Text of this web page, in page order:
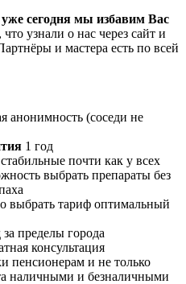
сегодня мы избавим Вас
узнали о нас через сайт и
и мастера есть по всей
анонимность (соседи не
1 год
почти как у всех
выбрать препараты без
выбрать тариф оптимальный
пределы города
консультация
пенсионерам и не только
наличными и безналичными